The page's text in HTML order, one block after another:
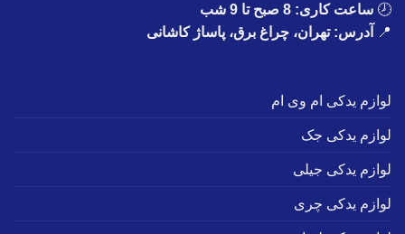
🕗 ساعت کاری: 8 صبح تا 9 شب
📍
آدرس: تهران، چراغ برق، پاساژ کاشانی
لوازم یدکی ام وی ام
لوازم یدکی جک
لوازم یدکی جیلی
لوازم یدکی چری